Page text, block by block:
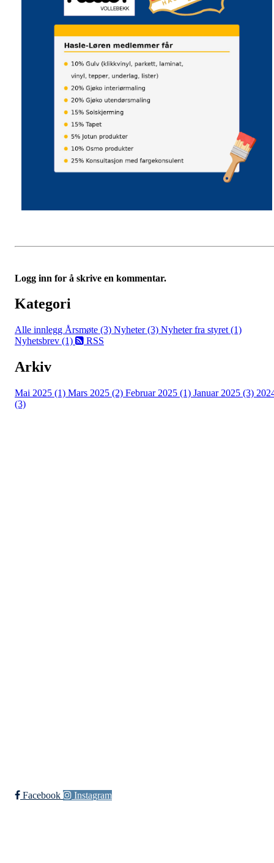
Logg inn for å skrive en kommentar.
Kategori
Alle innlegg Årsmøte (3) Nyheter (3) Nyheter fra styret (1)
Nyhetsbrev (1)
RSS
Arkiv
Mai 2025 (1) Mars 2025 (2) Februar 2025 (1) Januar 2025 (3)
(3)
Facebook Instagram